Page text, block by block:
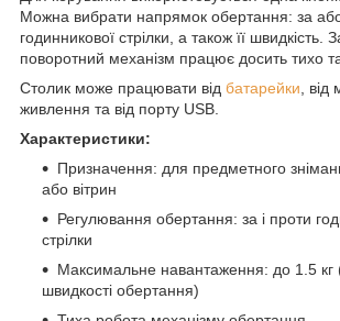
Можна вибрати напрямок обертання: за
годинникової стрілки, а також її
поворотний механізм працює досить тихо
Столик може працювати від батарейки ,
живлення та від порту USB.
Характеристики:
Призначення: для предметного
або вітрин
Регулювання обертання: за і проти
стрілки
Максимальне навантаження: до 1.5 кг
швидкості обертання)